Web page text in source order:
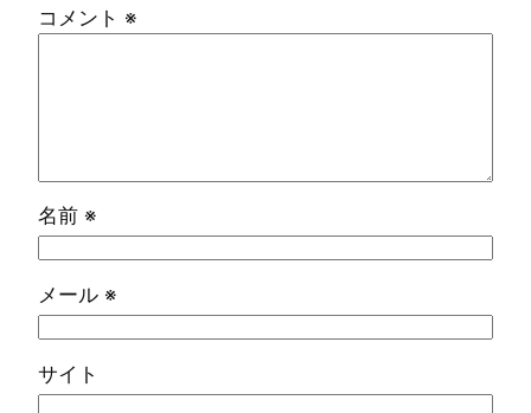
コメント ※
名前 ※
メール ※
サイト